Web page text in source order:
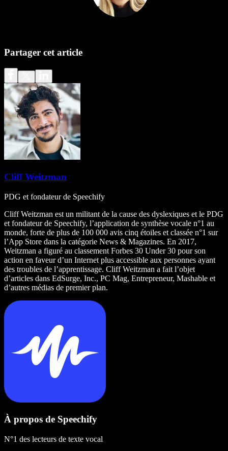
Partager cet article
Cliff Weitzman
PDG et fondateur de Speechify
Cliff Weitzman est un militant de la cause des dyslexiques et le PDG
et fondateur de Speechify, l’application de synthèse vocale n°1 au
monde, forte de plus de 100 000 avis cinq étoiles et classée n°1 sur
l’App Store dans la catégorie News & Magazines. En 2017,
Weitzman a figuré au classement Forbes 30 Under 30 pour son
action en faveur d’un Internet plus accessible aux personnes ayant
des troubles de l’apprentissage. Cliff Weitzman a fait l’objet
d’articles dans EdSurge, Inc., PC Mag, Entrepreneur, Mashable et
d’autres médias de premier plan.
À propos de Speechify
N°1 des lecteurs de texte vocal